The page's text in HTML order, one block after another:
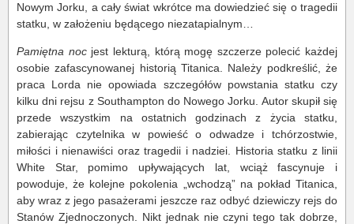
Nowym Jorku, a cały świat wkrótce ma dowiedzieć się o tragedii
statku, w założeniu będącego niezatapialnym…
Pamiętna nocjest lekturą, którą mogę szczerze polecić każdej
osobie zafascynowanej historią Titanica. Należy podkreślić, że
praca Lorda nie opowiada szczegółów powstania statku czy
kilku dni rejsu z Southampton do Nowego Jorku. Autor skupił się
przede wszystkim na ostatnich godzinach z życia statku,
zabierając czytelnika w powieść o odwadze i tchórzostwie,
miłości i nienawiści oraz tragedii i nadziei. Historia statku z linii
White Star, pomimo upływających lat, wciąż fascynuje i
powoduje, że kolejne pokolenia „wchodzą” na pokład Titanica,
aby wraz z jego pasażerami jeszcze raz odbyć dziewiczy rejs do
Stanów Zjednoczonych. Nikt jednak nie czyni tego tak dobrze,